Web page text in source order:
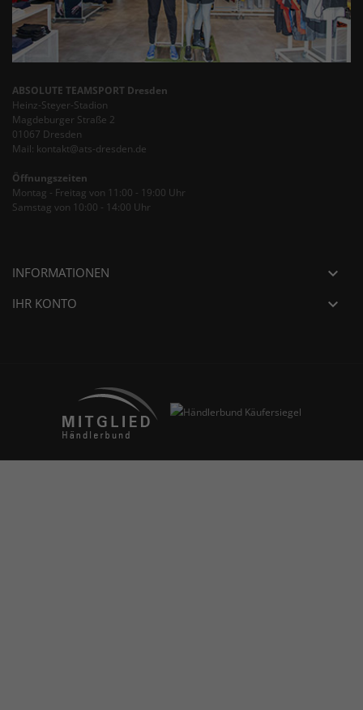
ABSOLUTE TEAMSPORT Dresden
Heinz-Steyer-Stadion
Magdeburger Straße 2
01067 Dresden
Mail: kontakt@ats-dresden.de
Öffnungszeiten
Montag - Freitag von 11:00 - 19:00 Uhr
Samstag von 10:00 - 14:00 Uhr
INFORMATIONEN 
IHR KONTO 